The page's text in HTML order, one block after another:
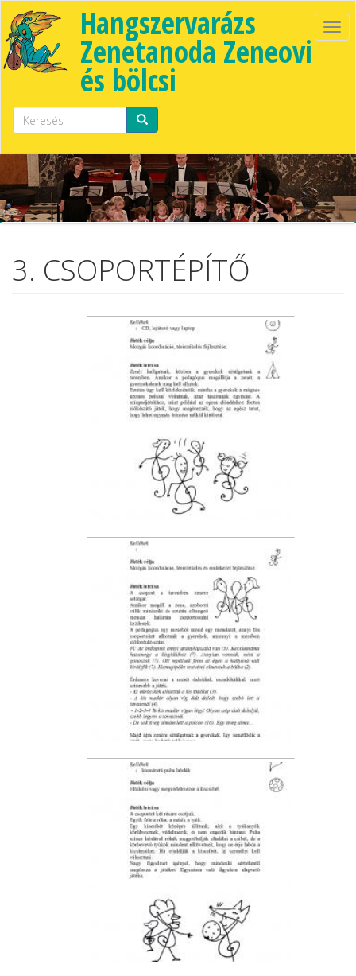
Ugrás a tartalomraHangszervarázs
Zenetanoda Zeneovi
és bölcsi
Keresés űrlap
3. CSOPORTÉPÍTŐ